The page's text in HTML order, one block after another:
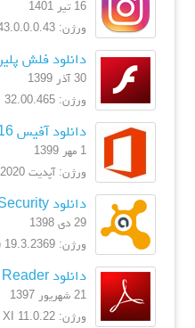
16 تیر 1401
ورژن: 243.0.0.0.43
دانلود فلش پلیر
30 آذر 1399
ورژن: 32.00.465
دانلود آفیس 2016
1 مهر 1399
ورژن: آپدیت September 2020
دانلود Avast! Internet Security
29 دی 1398
ورژن: 19.3.2369 (Build 19.3.4241.404)
دانلود Adobe Reader
21 شهریور 1397
ورژن: XI 11.0.22